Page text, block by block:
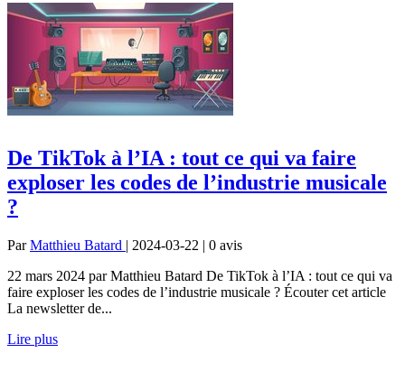
De TikTok à l’IA : tout ce qui va faire
exploser les codes de l’industrie musicale
?
ParMatthieu Batard | 2024-03-22 | 0 avis
22 mars 2024 par Matthieu Batard De TikTok à l’IA : tout ce qui va
faire exploser les codes de l’industrie musicale ? Écouter cet article
La newsletter de...
Lire plus